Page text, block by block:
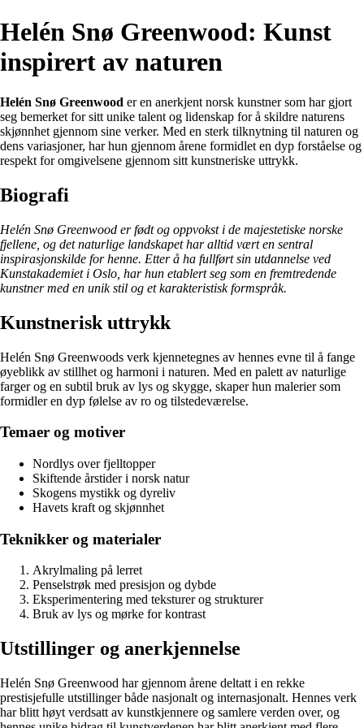
Helén Snø Greenwood: Kunst
inspirert av naturen
Helén Snø Greenwood er en anerkjent norsk kunstner som har gjort
seg bemerket for sitt unike talent og lidenskap for å skildre naturens
skjønnhet gjennom sine verker. Med en sterk tilknytning til naturen og
dens variasjoner, har hun gjennom årene formidlet en dyp forståelse og
respekt for omgivelsene gjennom sitt kunstneriske uttrykk.
Biografi
Helén Snø Greenwood er født og oppvokst i de majestetiske norske
fjellene, og det naturlige landskapet har alltid vært en sentral
inspirasjonskilde for henne. Etter å ha fullført sin utdannelse ved
Kunstakademiet i Oslo, har hun etablert seg som en fremtredende
kunstner med en unik stil og et karakteristisk formspråk.
Kunstnerisk uttrykk
Helén Snø Greenwoods verk kjennetegnes av hennes evne til å fange
øyeblikk av stillhet og harmoni i naturen. Med en palett av naturlige
farger og en subtil bruk av lys og skygge, skaper hun malerier som
formidler en dyp følelse av ro og tilstedeværelse.
Temaer og motiver
Nordlys over fjelltopper
Skiftende årstider i norsk natur
Skogens mystikk og dyreliv
Havets kraft og skjønnhet
Teknikker og materialer
Akrylmaling på lerret
Penselstrøk med presisjon og dybde
Eksperimentering med teksturer og strukturer
Bruk av lys og mørke for kontrast
Utstillinger og anerkjennelse
Helén Snø Greenwood har gjennom årene deltatt i en rekke
prestisjefulle utstillinger både nasjonalt og internasjonalt. Hennes verk
har blitt høyt verdsatt av kunstkjennere og samlere verden over, og